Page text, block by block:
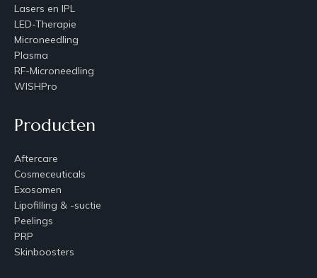
Lasers en IPL
LED-Therapie
Microneedling
Plasma
RF-Microneedling
WISHPro
Producten
Aftercare
Cosmeceuticals
Exosomen
Lipofilling & -suctie
Peelings
PRP
Skinboosters